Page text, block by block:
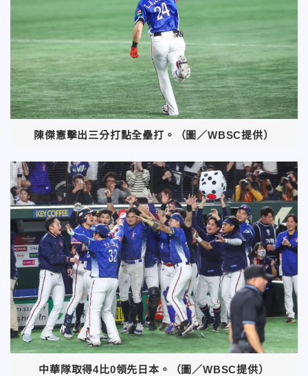
陳傑憲擊出三分打點全壘打。（圖／WBSC提供）
中華隊取得4比0領先日本。（圖／WBSC提供）